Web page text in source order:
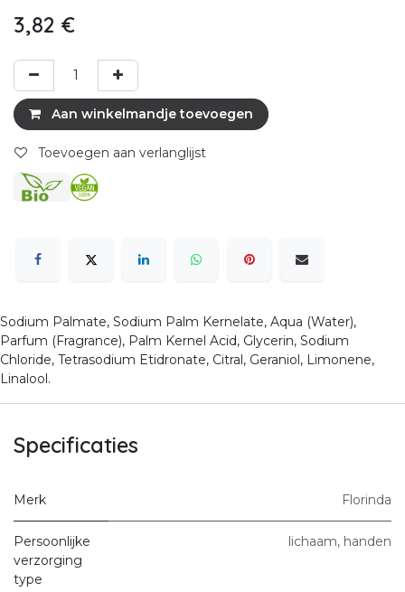
3,82 €
Aan winkelmandje toevoegen
Toevoegen aan verlanglijst
Sodium Palmate, Sodium Palm Kernelate, Aqua (Water),
Parfum (Fragrance), Palm Kernel Acid, Glycerin, Sodium
Chloride, Tetrasodium Etidronate, Citral, Geraniol, Limonene,
Linalool.
Specificaties
Merk Florinda
Persoonlijke
verzorging
type
lichaam, handen